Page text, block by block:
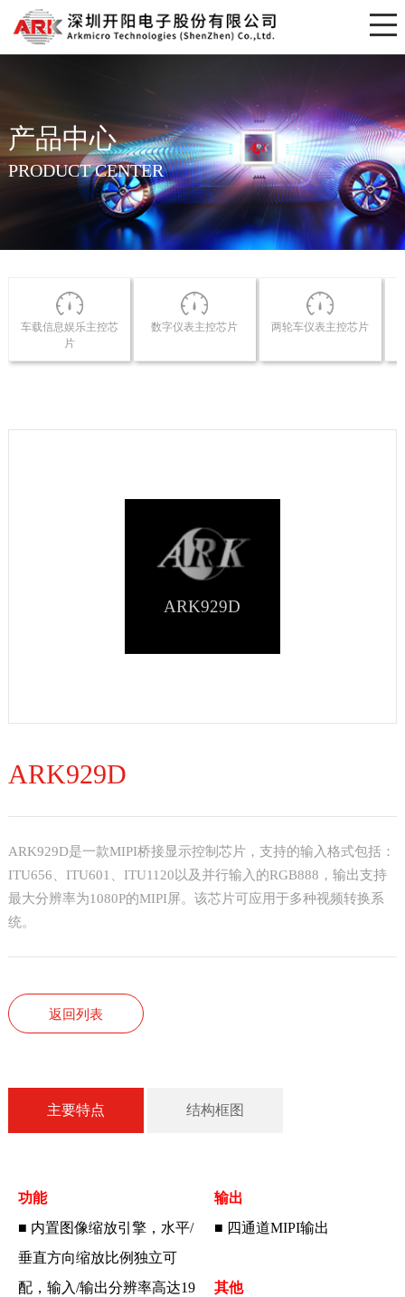
产品中心
PRODUCT CENTER
车载信息娱乐主控芯
片
数字仪表主控芯片 两轮车仪表主控芯片
ARK929D
ARK929D
ARK929D是一款MIPI桥接显示控制芯片，支持的输入格式包括：
ITU656、ITU601、ITU1120以及并行输入的RGB888，输出支持
最大分辨率为1080P的MIPI屏。该芯片可应用于多种视频转换系
统。
返回列表
主要特点 结构框图
功能
■ 内置图像缩放引擎，水平/
垂直方向缩放比例独立可
配，输入/输出分辨率高达19
输出
■ 四通道MIPI输出
其他